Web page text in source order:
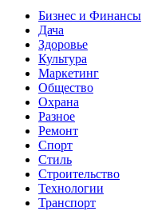
Бизнес и Финансы
Дача
Здоровье
Культура
Маркетинг
Общество
Охрана
Разное
Ремонт
Спорт
Стиль
Строительство
Технологии
Транспорт